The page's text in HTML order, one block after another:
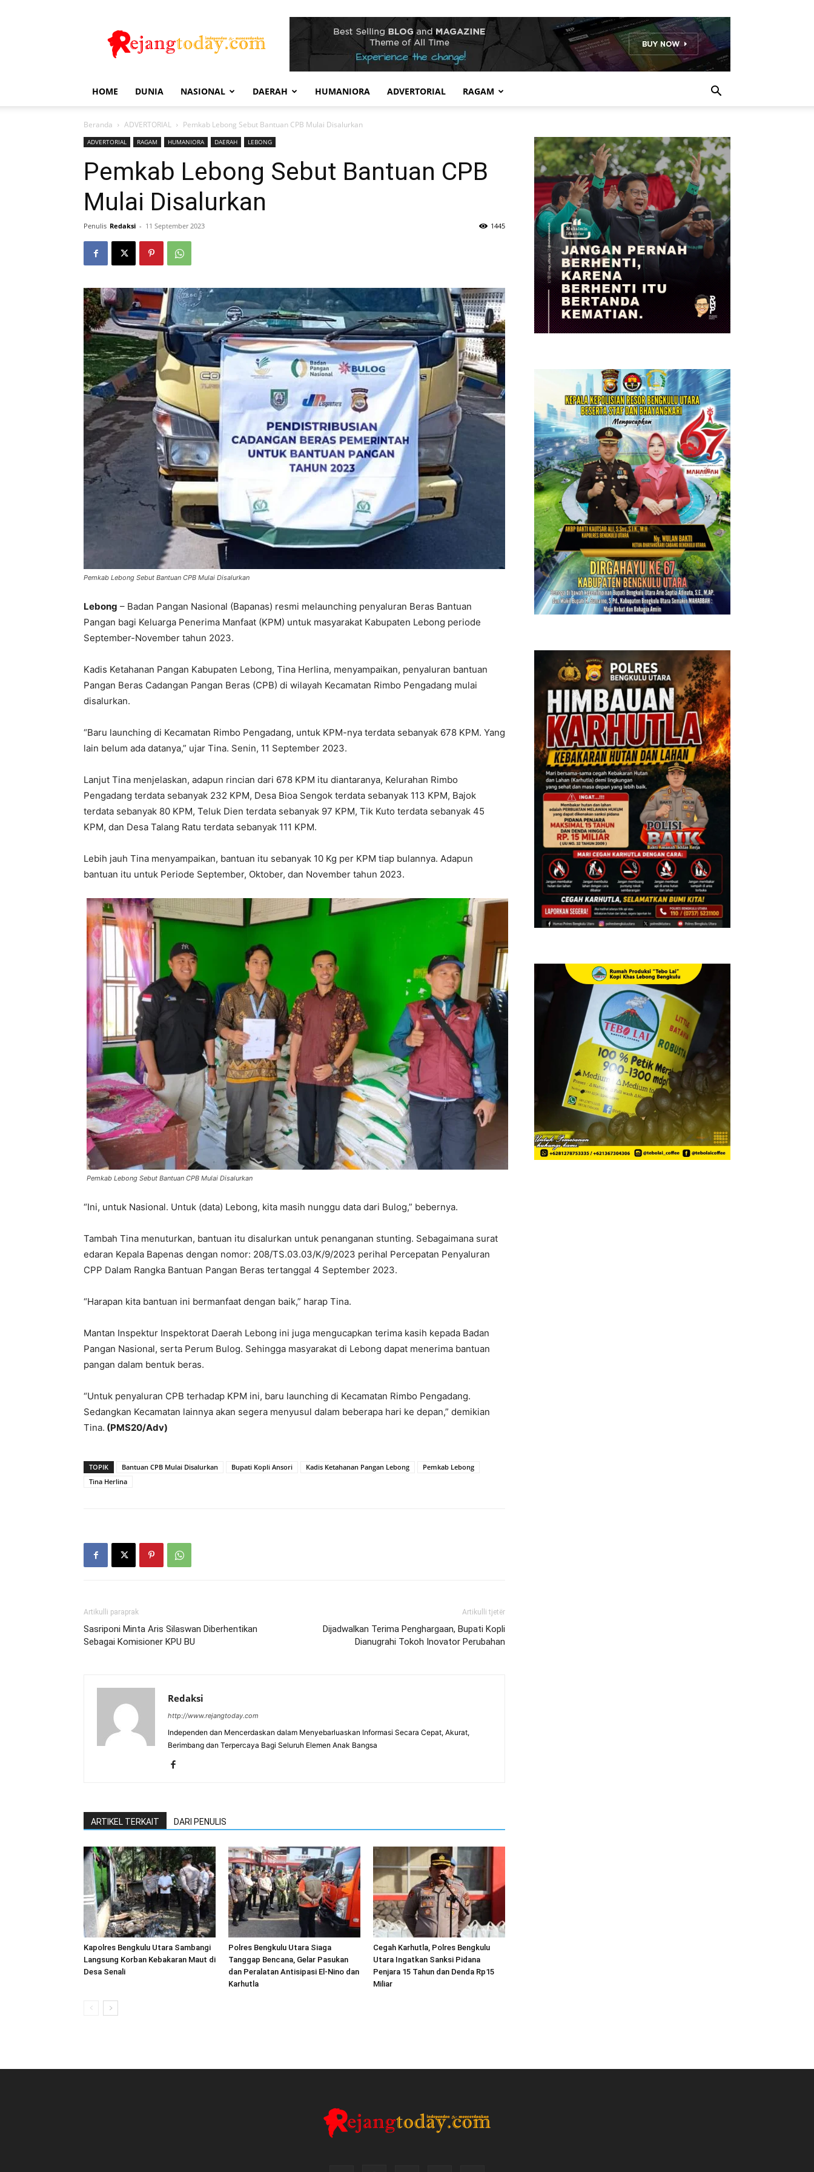
Today
HOME DUNIA NASIONAL DAERAH HUMANIORA ADVERTORIAL RAGAM
Beranda ADVERTORIAL Pemkab Lebong Sebut Bantuan CPB Mulai Disalurkan
ADVERTORIAL RAGAM HUMANIORA DAERAH LEBONG
Pemkab Lebong Sebut Bantuan CPB
Mulai Disalurkan
Penulis Redaksi - 11 September 2023 1445
Pemkab Lebong Sebut Bantuan CPB Mulai Disalurkan
Lebong – Badan Pangan Nasional (Bapanas) resmi melaunching penyaluran Beras Bantuan
Pangan bagi Keluarga Penerima Manfaat (KPM) untuk masyarakat Kabupaten Lebong periode
September-November tahun 2023.
Kadis Ketahanan Pangan Kabupaten Lebong, Tina Herlina, menyampaikan, penyaluran bantuan
Pangan Beras Cadangan Pangan Beras (CPB) di wilayah Kecamatan Rimbo Pengadang mulai
disalurkan.
“Baru launching di Kecamatan Rimbo Pengadang, untuk KPM-nya terdata sebanyak 678 KPM. Yang
lain belum ada datanya,” ujar Tina. Senin, 11 September 2023.
Lanjut Tina menjelaskan, adapun rincian dari 678 KPM itu diantaranya, Kelurahan Rimbo
Pengadang terdata sebanyak 232 KPM, Desa Bioa Sengok terdata sebanyak 113 KPM, Bajok
terdata sebanyak 80 KPM, Teluk Dien terdata sebanyak 97 KPM, Tik Kuto terdata sebanyak 45
KPM, dan Desa Talang Ratu terdata sebanyak 111 KPM.
Lebih jauh Tina menyampaikan, bantuan itu sebanyak 10 Kg per KPM tiap bulannya. Adapun
bantuan itu untuk Periode September, Oktober, dan November tahun 2023.
Pemkab Lebong Sebut Bantuan CPB Mulai Disalurkan
“Ini, untuk Nasional. Untuk (data) Lebong, kita masih nunggu data dari Bulog,” bebernya.
Tambah Tina menuturkan, bantuan itu disalurkan untuk penanganan stunting. Sebagaimana surat
edaran Kepala Bapenas dengan nomor: 208/TS.03.03/K/9/2023 perihal Percepatan Penyaluran
CPP Dalam Rangka Bantuan Pangan Beras tertanggal 4 September 2023.
“Harapan kita bantuan ini bermanfaat dengan baik,” harap Tina.
Mantan Inspektur Inspektorat Daerah Lebong ini juga mengucapkan terima kasih kepada Badan
Pangan Nasional, serta Perum Bulog. Sehingga masyarakat di Lebong dapat menerima bantuan
pangan dalam bentuk beras.
“Untuk penyaluran CPB terhadap KPM ini, baru launching di Kecamatan Rimbo Pengadang.
Sedangkan Kecamatan lainnya akan segera menyusul dalam beberapa hari ke depan,” demikian
Tina. (PMS20/Adv)
TOPIK Bantuan CPB Mulai Disalurkan Bupati Kopli Ansori Kadis Ketahanan Pangan Lebong
Pemkab Lebong
Tina Herlina
Artikulli paraprak
Sasriponi Minta Aris Silaswan Diberhentikan
Sebagai Komisioner KPU BU
Artikulli tjetër
Dijadwalkan Terima Penghargaan, Bupati Kopli
Dianugrahi Tokoh Inovator Perubahan
Redaksi
http://www.rejangtoday.com
Independen dan Mencerdaskan dalam Menyebarluaskan Informasi Secara Cepat, Akurat,
Berimbang dan Terpercaya Bagi Seluruh Elemen Anak Bangsa
ARTIKEL TERKAIT DARI PENULIS
Kapolres Bengkulu Utara Sambangi
Langsung Korban Kebakaran Maut di
Desa Senali
Polres Bengkulu Utara Siaga
Tanggap Bencana, Gelar Pasukan
dan Peralatan Antisipasi El-Nino dan
Karhutla
Cegah Karhutla, Polres Bengkulu
Utara Ingatkan Sanksi Pidana
Penjara 15 Tahun dan Denda Rp15
Miliar